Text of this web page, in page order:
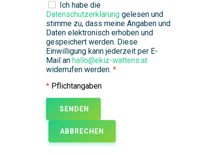
Ich habe die
Datenschutzerklärung gelesen und
stimme zu, dass meine Angaben und
Daten elektronisch erhoben und
gespeichert werden. Diese
Einwilligung kann jederzeit per E-
Mail an hallo@ekiz-wattens.at
widerrufen werden. *
* Pflichtangaben
SENDEN
ABBRECHEN